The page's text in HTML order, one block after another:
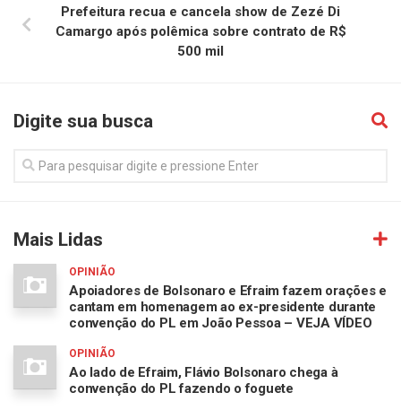
Prefeitura recua e cancela show de Zezé Di
Camargo após polêmica sobre contrato de R$
500 mil
Digite sua busca
Mais Lidas
OPINIÃO
Apoiadores de Bolsonaro e Efraim fazem orações e
cantam em homenagem ao ex-presidente durante
convenção do PL em João Pessoa – VEJA VÍDEO
OPINIÃO
Ao lado de Efraim, Flávio Bolsonaro chega à
convenção do PL fazendo o foguete